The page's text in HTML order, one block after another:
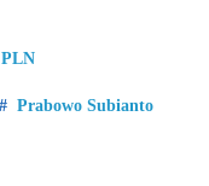
PLN
Prabowo Subianto